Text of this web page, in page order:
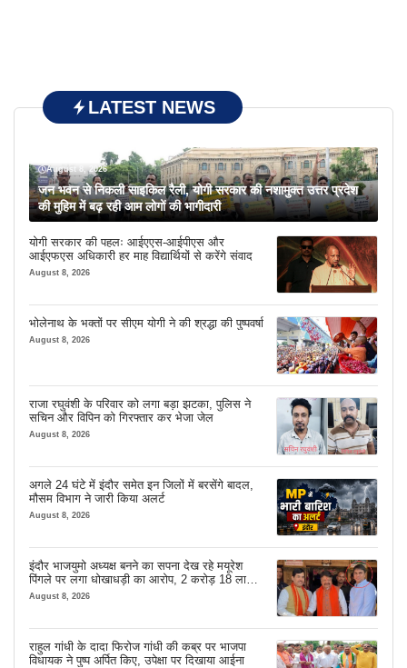
LATEST NEWS
August 8, 2026
जन भवन से निकली साइकिल रैली, योगी सरकार की नशामुक्त उत्तर प्रदेश
की मुहिम में बढ़ रही आम लोगों की भागीदारी
योगी सरकार की पहलः आईएएस-आईपीएस और
आईएफएस अधिकारी हर माह विद्यार्थियों से करेंगे संवाद
August 8, 2026
भोलेनाथ के भक्तों पर सीएम योगी ने की श्रद्धा की पुष्पवर्षा
August 8, 2026
राजा रघुवंशी के परिवार को लगा बड़ा झटका, पुलिस ने
सचिन और विपिन को गिरफ्तार कर भेजा जेल
August 8, 2026
अगले 24 घंटे में इंदौर समेत इन जिलों में बरसेंगे बादल,
मौसम विभाग ने जारी किया अलर्ट
August 8, 2026
इंदौर भाजयुमो अध्यक्ष बनने का सपना देख रहे मयूरेश
पिंगले पर लगा धोखाधड़ी का आरोप, 2 करोड़ 18 लाख
लेने के बाद भी नहीं दिया जमीन का कब्जा
August 8, 2026
राहुल गांधी के दादा फिरोज गांधी की कब्र पर भाजपा
विधायक ने पुष्प अर्पित किए, उपेक्षा पर दिखाया आईना